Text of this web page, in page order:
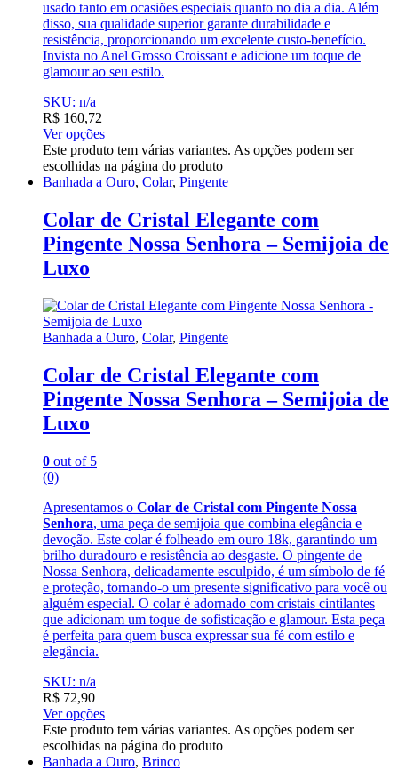
usado tanto em ocasiões especiais quanto no dia a dia. Além
disso, sua qualidade superior garante durabilidade e
resistência, proporcionando um excelente custo-benefício.
Invista no Anel Grosso Croissant e adicione um toque de
glamour ao seu estilo.
SKU: n/a
R$ 160,72
Ver opções
Este produto tem várias variantes. As opções podem ser
escolhidas na página do produto
Banhada a Ouro, Colar, Pingente
Colar de Cristal Elegante com
Pingente Nossa Senhora – Semijoia de
Luxo
Banhada a Ouro, Colar, Pingente
Colar de Cristal Elegante com
Pingente Nossa Senhora – Semijoia de
Luxo
0 out of 5
(0)
Apresentamos o Colar de Cristal com Pingente Nossa
Senhora, uma peça de semijoia que combina elegância e
devoção. Este colar é folheado em ouro 18k, garantindo um
brilho duradouro e resistência ao desgaste. O pingente de
Nossa Senhora, delicadamente esculpido, é um símbolo de fé
e proteção, tornando-o um presente significativo para você ou
alguém especial. O colar é adornado com cristais cintilantes
que adicionam um toque de sofisticação e glamour. Esta peça
é perfeita para quem busca expressar sua fé com estilo e
elegância.
SKU: n/a
R$ 72,90
Ver opções
Este produto tem várias variantes. As opções podem ser
escolhidas na página do produto
Banhada a Ouro, Brinco